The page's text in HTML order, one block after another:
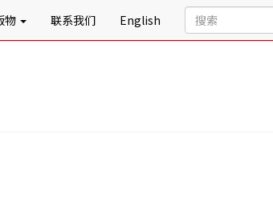
物 联系我们 English